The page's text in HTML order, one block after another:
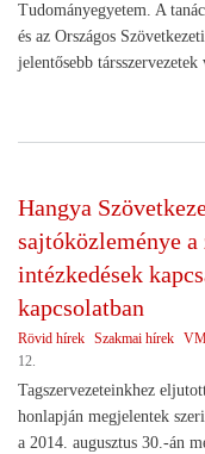
Tudományegyetem. A
és az Országos
jelentősebb társszervezetek
Hangya
sajtóközleménye
intézkedések
kapcsolatban
Rövid hírek Szakmai hírek
12.
Tagszervezeteinkhez
honlapján megjelentek
a 2014. augusztus 30.-án